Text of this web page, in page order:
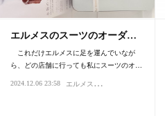
エルメスのスーツのオーダ…
これだけエルメスに足を運んでいなが
ら、どの店舗に行っても私にスーツのオ…
2024.12.06 23:58 エ
ルメス・エルパト・ロレックス